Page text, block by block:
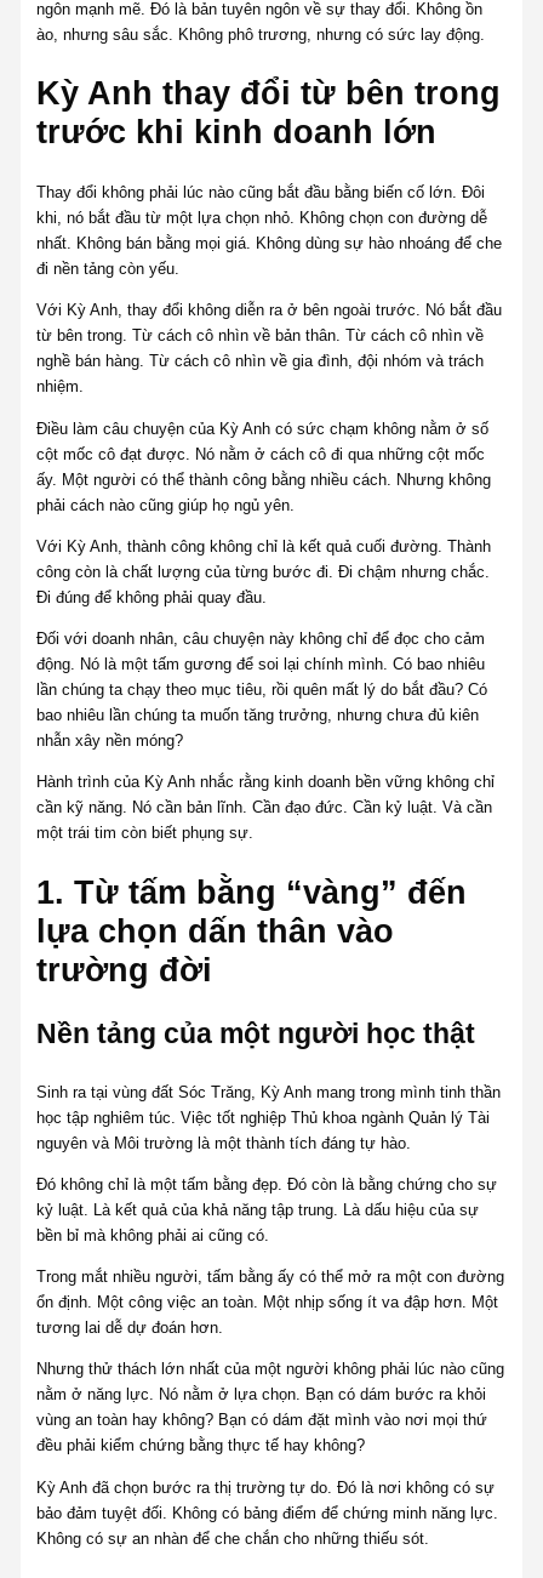
ngôn mạnh mẽ. Đó là bản tuyên ngôn về sự thay đổi. Không ồn
ào, nhưng sâu sắc. Không phô trương, nhưng có sức lay động.
Kỳ Anh thay đổi từ bên trong
trước khi kinh doanh lớn
Thay đổi không phải lúc nào cũng bắt đầu bằng biến cố lớn. Đôi
khi, nó bắt đầu từ một lựa chọn nhỏ. Không chọn con đường dễ
nhất. Không bán bằng mọi giá. Không dùng sự hào nhoáng để che
đi nền tảng còn yếu.
Với Kỳ Anh, thay đổi không diễn ra ở bên ngoài trước. Nó bắt đầu
từ bên trong. Từ cách cô nhìn về bản thân. Từ cách cô nhìn về
nghề bán hàng. Từ cách cô nhìn về gia đình, đội nhóm và trách
nhiệm.
Điều làm câu chuyện của Kỳ Anh có sức chạm không nằm ở số
cột mốc cô đạt được. Nó nằm ở cách cô đi qua những cột mốc
ấy. Một người có thể thành công bằng nhiều cách. Nhưng không
phải cách nào cũng giúp họ ngủ yên.
Với Kỳ Anh, thành công không chỉ là kết quả cuối đường. Thành
công còn là chất lượng của từng bước đi. Đi chậm nhưng chắc.
Đi đúng để không phải quay đầu.
Đối với doanh nhân, câu chuyện này không chỉ để đọc cho cảm
động. Nó là một tấm gương để soi lại chính mình. Có bao nhiêu
lần chúng ta chạy theo mục tiêu, rồi quên mất lý do bắt đầu? Có
bao nhiêu lần chúng ta muốn tăng trưởng, nhưng chưa đủ kiên
nhẫn xây nền móng?
Hành trình của Kỳ Anh nhắc rằng kinh doanh bền vững không chỉ
cần kỹ năng. Nó cần bản lĩnh. Cần đạo đức. Cần kỷ luật. Và cần
một trái tim còn biết phụng sự.
1. Từ tấm bằng “vàng” đến
lựa chọn dấn thân vào
trường đời
Nền tảng của một người học thật
Sinh ra tại vùng đất Sóc Trăng, Kỳ Anh mang trong mình tinh thần
học tập nghiêm túc. Việc tốt nghiệp Thủ khoa ngành Quản lý Tài
nguyên và Môi trường là một thành tích đáng tự hào.
Đó không chỉ là một tấm bằng đẹp. Đó còn là bằng chứng cho sự
kỷ luật. Là kết quả của khả năng tập trung. Là dấu hiệu của sự
bền bỉ mà không phải ai cũng có.
Trong mắt nhiều người, tấm bằng ấy có thể mở ra một con đường
ổn định. Một công việc an toàn. Một nhịp sống ít va đập hơn. Một
tương lai dễ dự đoán hơn.
Nhưng thử thách lớn nhất của một người không phải lúc nào cũng
nằm ở năng lực. Nó nằm ở lựa chọn. Bạn có dám bước ra khỏi
vùng an toàn hay không? Bạn có dám đặt mình vào nơi mọi thứ
đều phải kiểm chứng bằng thực tế hay không?
Kỳ Anh đã chọn bước ra thị trường tự do. Đó là nơi không có sự
bảo đảm tuyệt đối. Không có bảng điểm để chứng minh năng lực.
Không có sự an nhàn để che chắn cho những thiếu sót.